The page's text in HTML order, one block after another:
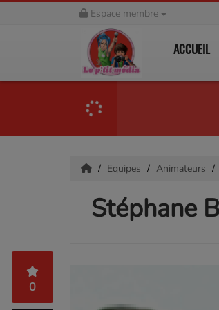
Espace membre
ACCUEIL
Equipes Animateurs
Stéphane
0